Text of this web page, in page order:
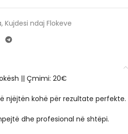
, Kujdesi ndaj Flokeve
|| Çmimi: 20€
njëjtën kohë për rezultate perfekte.
dhe profesional në shtëpi.